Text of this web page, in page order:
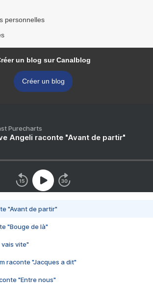
personnelles
un blog sur Canalblog
Créer un blog
Purecharts
Angeli raconte "Avant de partir"
"Avant de partir"
"Bouge de là"
vais vite"
raconte "Jacques a dit"
"Entre nous"